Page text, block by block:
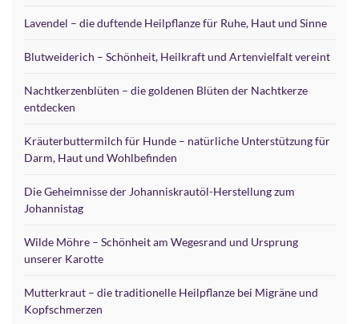
Lavendel – die duftende Heilpflanze für Ruhe, Haut und Sinne
Blutweiderich – Schönheit, Heilkraft und Artenvielfalt vereint
Nachtkerzenblüten – die goldenen Blüten der Nachtkerze
entdecken
Kräuterbuttermilch für Hunde – natürliche Unterstützung für
Darm, Haut und Wohlbefinden
Die Geheimnisse der Johanniskrautöl-Herstellung zum
Johannistag
Wilde Möhre – Schönheit am Wegesrand und Ursprung
unserer Karotte
Mutterkraut – die traditionelle Heilpflanze bei Migräne und
Kopfschmerzen